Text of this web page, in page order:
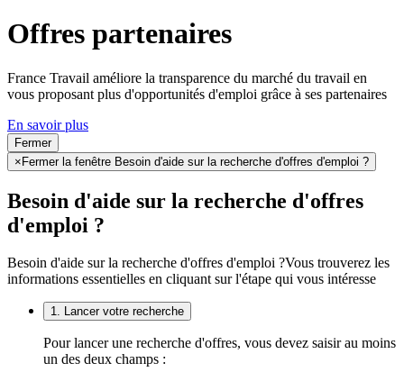
Offres partenaires
France Travail améliore la transparence du marché du travail en
vous proposant plus d'opportunités d'emploi grâce à ses partenaires
En savoir plus
Fermer
×Fermer la fenêtre Besoin d'aide sur la recherche d'offres d'emploi ?
Besoin d'aide sur la recherche d'offres
d'emploi ?
Besoin d'aide sur la recherche d'offres d'emploi ?Vous trouverez les
informations essentielles en cliquant sur l'étape qui vous intéresse
1. Lancer votre recherche
Pour lancer une recherche d'offres, vous devez saisir au moins
un des deux champs :